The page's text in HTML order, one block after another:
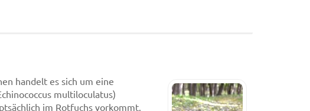
handelt es sich um eine
multiloculatus)
im Rotfuchs vorkommt.